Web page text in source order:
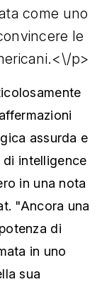
come uno
le
p>
assurda e
di intelligence
in una nota
"Ancora una
di
in uno
sua